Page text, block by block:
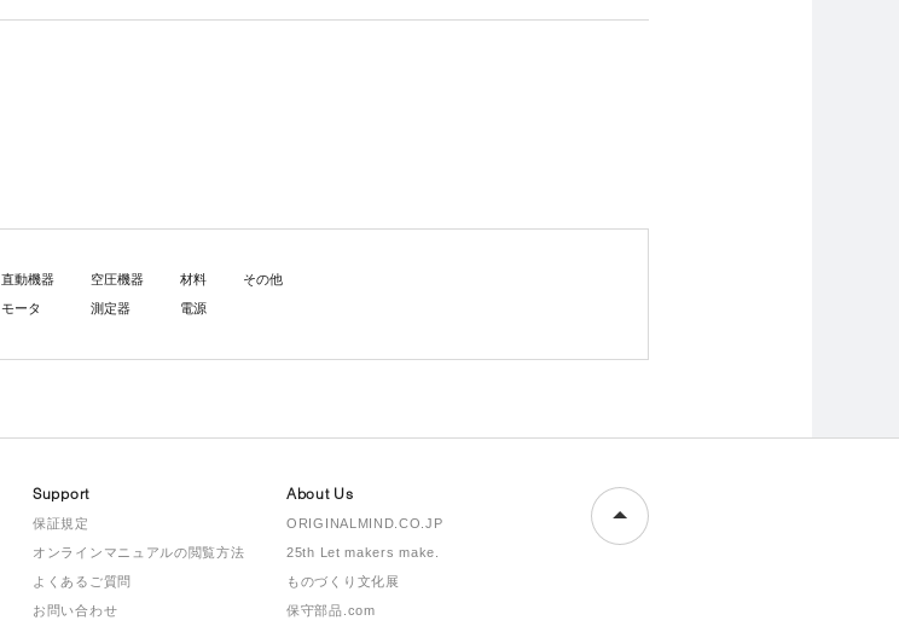
直動機器
モータ
空圧機器
測定器
材料
電源
その他
Support
保証規定
オンラインマニュアルの閲覧方法
よくあるご質問
お問い合わせ
About Us
ORIGINALMIND.CO.JP
25th Let makers make.
ものづくり文化展
保守部品.com